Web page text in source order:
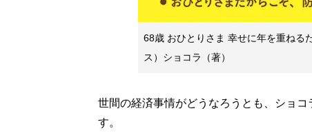
68歳 おひとりさま 幸せに年を重ねる
ス）ショコラ（著）
世間の経済事情がどうなろうとも、ショ
す。